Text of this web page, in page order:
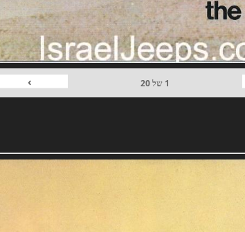
1 של20
›